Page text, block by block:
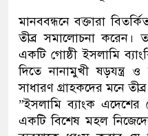
​মানববন্ধনে বক্তারা
তীব্র সমালোচনা করেন।
একটি গোষ্ঠী ইসলামি
দিতে নানামুখী ষড়যন্ত্র
সাধারণ গ্রাহকদের মনে
​”ইসলামি ব্যাংক এদেশের
একটি বিশেষ মহল